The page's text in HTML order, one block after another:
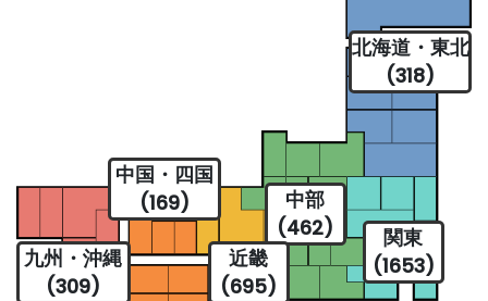
北海道・東北
(318)
関東
(1653)
中部
(462)
近畿
(695)
中国・四国
(169)
九州・沖縄
(309)